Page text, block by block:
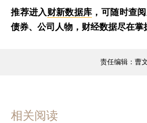
推荐进入财新数据库 ，可随时查
债券、公司人物，财经数据尽在掌
责任编辑：曹
相关阅读